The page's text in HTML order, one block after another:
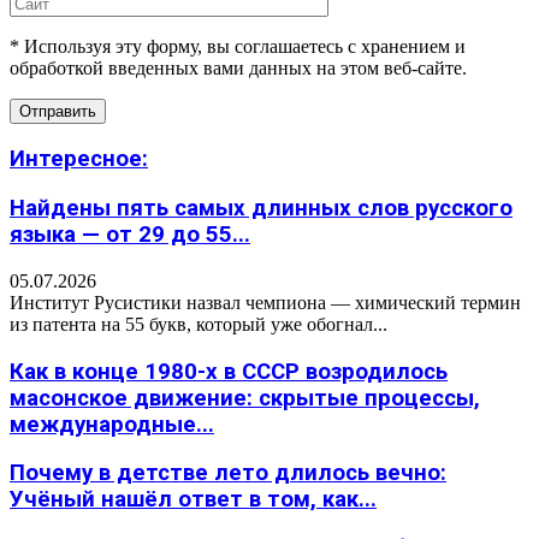
* Используя эту форму, вы соглашаетесь с хранением и
обработкой введенных вами данных на этом веб-сайте.
Интересное:
Найдены пять самых длинных слов русского
языка — от 29 до 55...
05.07.2026
Институт Русистики назвал чемпиона — химический термин
из патента на 55 букв, который уже обогнал...
Как в конце 1980-х в СССР возродилось
масонское движение: скрытые процессы,
международные...
Почему в детстве лето длилось вечно:
Учёный нашёл ответ в том, как...